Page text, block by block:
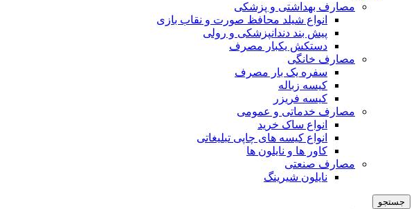
مصارف بهداشتی و پزشکی
انواع شیلد محافظ صورت و نقاب بازی
پیش بند دندانپزشکی و رولی
دستکش یکبار مصرف
مصارف خانگی
سفره یک بار مصرف
کیسه زباله
کیسه فریزر
مصارف خدماتی و عمومی
انواع ساک خرید
انواع کیسه های چاپی تبلیغاتی
کاور ها و نایلون ها
مصارف صنعتی
نایلون شیرینگ
جستجو